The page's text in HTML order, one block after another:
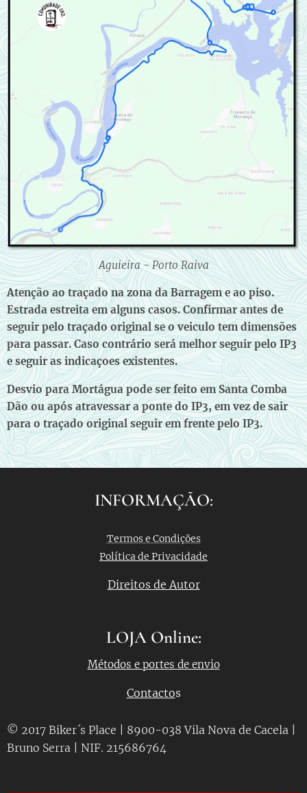
Aguieira - Porto Raiva
Atenção ao traçado na zona da Barragem e ao piso.
Estrada estreita em alguns casos. Confirmar antes de
seguir pelo traçado original se o veiculo tem dimensões
para passar. Caso contrário será melhor seguir pelo IP3
e seguir as indicaçoes existentes.
Desvio para Mortágua pode ser feito em Santa Comba
Dão ou após atravessar a ponte do IP3, em vez de sair
para o traçado original seguir em frente pelo IP3.
INFORMAÇÃO:
Termos e Condições
Política de Privacidade
Direitos de Autor
LOJA Online:
Métodos e portes de envio
Contactos
© 2017 Biker´s Place | 8900-038 Vila Nova de Cacela |
Bruno Serra | NIF. 215686764